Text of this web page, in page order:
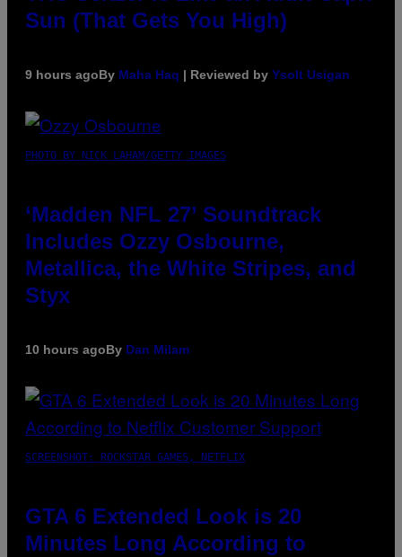
Sun (That Gets You High)
9 hours agoBy Maha Haq | Reviewed by Ysolt Usigan
PHOTO BY NICK LAHAM/GETTY IMAGES
‘Madden NFL 27’ Soundtrack
Includes Ozzy Osbourne,
Metallica, the White Stripes, and
Styx
10 hours agoBy Dan Milam
SCREENSHOT: ROCKSTAR GAMES, NETFLIX
GTA 6 Extended Look is 20
Minutes Long According to